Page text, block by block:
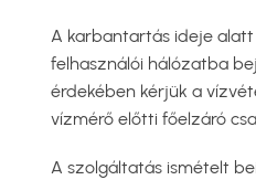
A karbantartás ideje
felhasználói hálózatba
érdekében kérjük a
vízmérő előtti főelzáró
A szolgáltatás ismételt